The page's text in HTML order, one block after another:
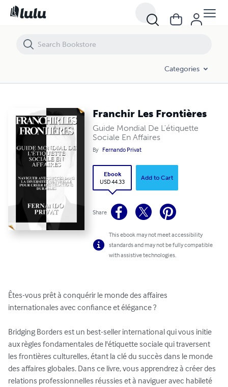
Categories
Franchir Les Frontières
Guide Mondial De L'étiquette
Sociale En Affaires
By Fernando Privat
Ebook
USD 44.33
Add to Cart
Share
This ebook may not meet accessibility
standards and may not be fully compatible
with assistive technologies.
Êtes-vous prêt à conquérir le monde des affaires
internationales avec confiance et élégance ?
Bridging Borders est un best-seller international qui vous initie
aux règles fondamentales de l'étiquette sociale qui traversent
les frontières culturelles, étant la clé du succès dans le monde
des affaires globales. Dans ce livre, vous apprendrez à créer des
relations professionnelles réussies et à naviguer avec habileté
Franchir Les Frontières